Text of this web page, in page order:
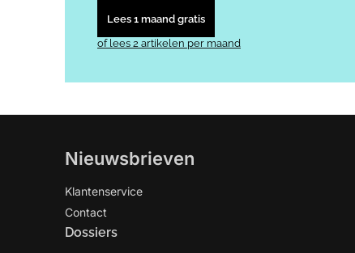
Lees 1 maand gratis
of lees 2 artikelen per maand
Nieuwsbrieven
Klantenservice
Contact
Dossiers